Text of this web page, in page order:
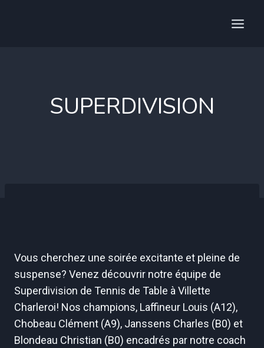
SUPERDIVISION
Vous cherchez une soirée excitante et pleine de
suspense? Venez découvrir notre équipe de
Superdivision de Tennis de Table à Villette
Charleroi! Nos champions, Laffineur Louis (A12),
Chobeau Clément (A9), Janssens Charles (B0) et
Blondeau Christian (B0) encadrés par notre coach